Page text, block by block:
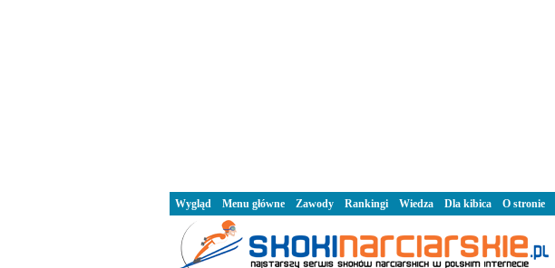
Wygląd Menu główne Zawody Rankingi Wiedza Dla kibica O stronie